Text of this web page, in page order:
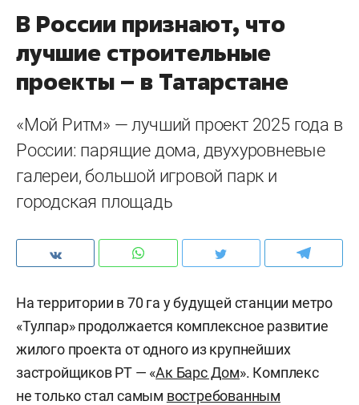
В России признают, что
лучшие строительные
проекты – в Татарстане
«Мой Ритм» — лучший проект 2025 года в
России: парящие дома, двухуровневые
галереи, большой игровой парк и
городская площадь
На территории в 70 га у будущей станции метро
«Тулпар» продолжается комплексное развитие
жилого проекта от одного из крупнейших
застройщиков РТ — «Ак Барс Дом». Комплекс
не только стал самым востребованным